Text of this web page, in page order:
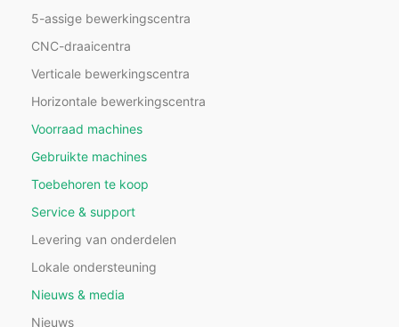
5-assige bewerkingscentra
CNC-draaicentra
Verticale bewerkingscentra
Horizontale bewerkingscentra
Voorraad machines
Gebruikte machines
Toebehoren te koop
Service & support
Levering van onderdelen
Lokale ondersteuning
Nieuws & media
Nieuws